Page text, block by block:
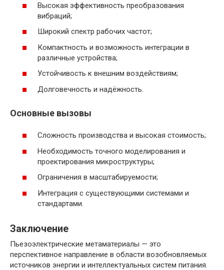
Высокая эффективность преобразования
вибраций;
Широкий спектр рабочих частот;
Компактность и возможность интеграции в
различные устройства;
Устойчивость к внешним воздействиям;
Долговечность и надёжность.
Основные вызовы
Сложность производства и высокая стоимость;
Необходимость точного моделирования и
проектирования микроструктуры;
Ограничения в масштабируемости;
Интеграция с существующими системами и
стандартами.
Заключение
Пьезоэлектрические метаматериалы — это
перспективное направление в области возобновляемых
источников энергии и интеллектуальных систем питания.